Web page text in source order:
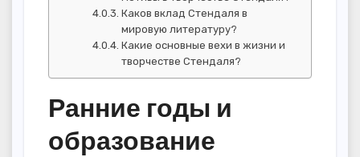
Каков вклад Стендаля в
мировую литературу?
Какие основные вехи в жизни и
творчестве Стендаля?
Ранние годы и
образование